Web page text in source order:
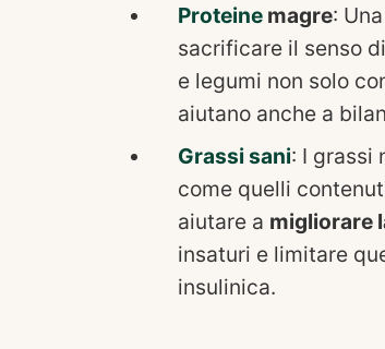
Proteine magre:
sacrificare il senso
e legumi non solo
aiutano anche a
Grassi sani: I grassi
come quelli
aiutare a migliorare
insaturi e limitare
insulinica.